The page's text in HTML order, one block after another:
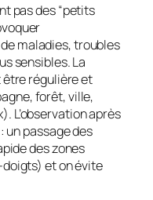
pas des “petits
maladies, troubles
sensibles. La
régulière et
forêt, ville,
L’observation après
un passage des
des zones
et on évite